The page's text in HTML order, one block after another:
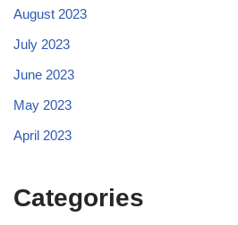
August 2023
July 2023
June 2023
May 2023
April 2023
Categories